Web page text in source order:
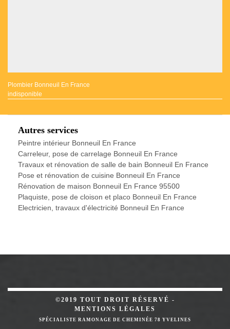
Plombier Bonneuil En France
indisponible
Autres services
Peintre intérieur Bonneuil En France
Carreleur, pose de carrelage Bonneuil En France
Travaux et rénovation de salle de bain Bonneuil En France
Pose et rénovation de cuisine Bonneuil En France
Rénovation de maison Bonneuil En France 95500
Plaquiste, pose de cloison et placo Bonneuil En France
Electricien, travaux d'électricité Bonneuil En France
©2019 TOUT DROIT RÉSERVÉ -
MENTIONS LÉGALES
SPÉCIALISTE RAMONAGE DE CHEMINÉE 78 YVELINES